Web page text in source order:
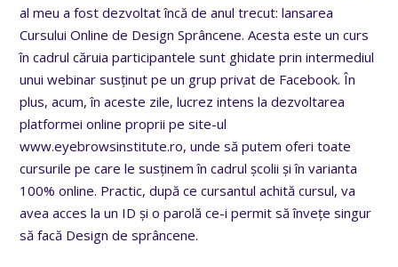
al meu a fost dezvoltat încă de anul trecut: lansarea
Cursului Online de Design Sprâncene. Acesta este un curs
în cadrul căruia participantele sunt ghidate prin intermediul
unui webinar susținut pe un grup privat de Facebook. În
plus, acum, în aceste zile, lucrez intens la dezvoltarea
platformei online proprii pe site-ul
www.eyebrowsinstitute.ro, unde să putem oferi toate
cursurile pe care le susținem în cadrul școlii și în varianta
100% online. Practic, după ce cursantul achită cursul, va
avea acces la un ID și o parolă ce-i permit să învețe singur
să facă Design de sprâncene.